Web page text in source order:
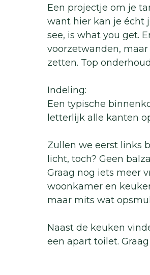
Een projectje om je
want hier kan je écht
see, is what you get.
voorzetwanden,
zetten. Top
Indeling:
Een typische
letterlijk alle kanten
Zullen we eerst links
licht, toch? Geen
Graag nog iets meer
woonkamer en
maar mits wat
Naast de keuken
een apart toilet.